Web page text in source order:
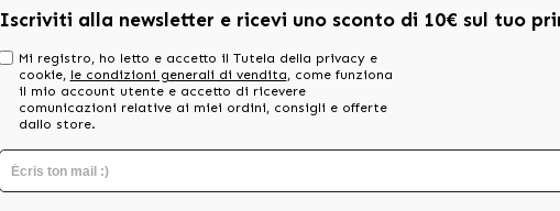
Iscriviti alla newsletter e ricevi uno sconto di 10€ sul tuo
Mi registro, ho letto e accetto il Tutela della privacy e
cookie, le condizioni generali di vendita, come funziona
il mio account utente e accetto di ricevere
comunicazioni relative ai miei ordini, consigli e offerte
dallo store.